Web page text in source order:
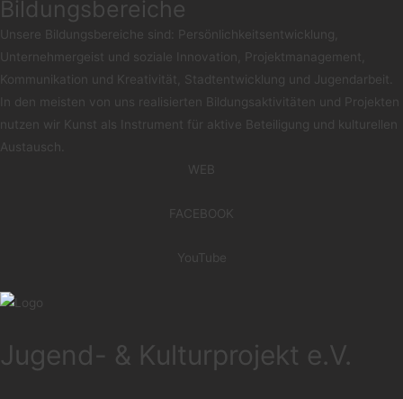
Bildungsbereiche
Unsere Bildungsbereiche sind: Persönlichkeitsentwicklung,
Unternehmergeist und soziale Innovation, Projektmanagement,
Kommunikation und Kreativität, Stadtentwicklung und Jugendarbeit.
In den meisten von uns realisierten Bildungsaktivitäten und Projekten
nutzen wir Kunst als Instrument für aktive Beteiligung und kulturellen
Austausch.
WEB
FACEBOOK
YouTube
Jugend- & Kulturprojekt e.V.